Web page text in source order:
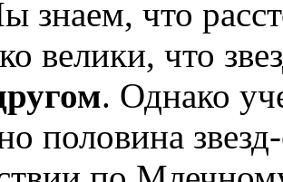
знаем, что
велики, что
. Однако
половина